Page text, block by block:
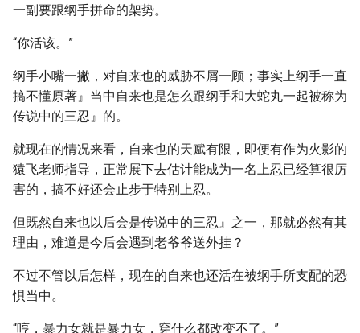
一副要跟纲手拼命的架势。
“你活该。”
纲手小嘴一撇，对自来也的威胁不屑一顾；事实上纲手一直
搞不懂原著』当中自来也是怎么跟纲手和大蛇丸一起被称为
传说中的三忍』的。
就现在的情况来看，自来也的天赋有限，即便有作为火影的
猿飞老师指导，正常展下去估计能成为一名上忍已经算很厉
害的，搞不好还会止步于特别上忍。
但既然自来也以后会是传说中的三忍』之一，那就必然有其
理由，难道是今后会遇到老爷爷送外挂？
不过不管以后怎样，现在的自来也还活在被纲手所支配的恐
惧当中。
“哼，暴力女就是暴力女，穿什么都改变不了。”